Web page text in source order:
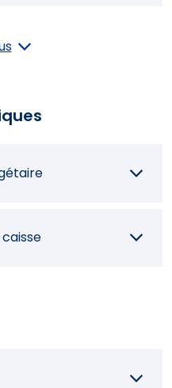
et